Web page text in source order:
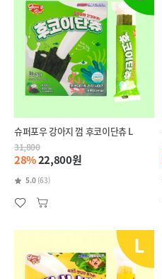
슈퍼포우 강아지 껌 후코이단츄 L
31,800
28%22,800원
5.0 (63)